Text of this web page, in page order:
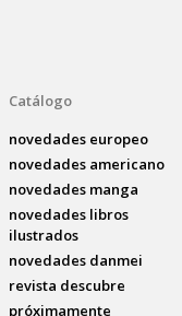
Catálogo
novedades europeo
novedades americano
novedades manga
novedades libros
ilustrados
novedades danmei
revista descubre
próximamente